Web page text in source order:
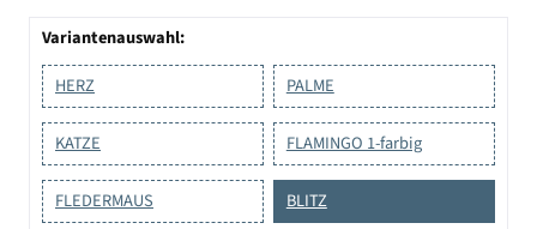
Variantenauswahl:
HERZ
PALME
KATZE FLAMINGO 1-farbig
FLEDERMAUS BLITZ